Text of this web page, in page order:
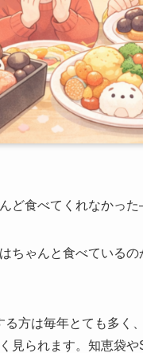
ど食べてくれなかっ
ちゃんと食べている
方は毎年とても多く、
見られます。知恵袋